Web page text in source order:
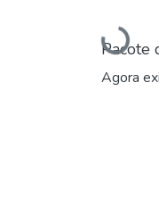
Pacote
Agora